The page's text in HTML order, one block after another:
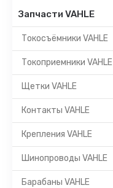
Запчасти VAHLE
Токосъёмники VAHLE
Токоприемники VAHLE
Щетки VAHLE
Контакты VAHLE
Крепления VAHLE
Шинопроводы VAHLE
Барабаны VAHLE